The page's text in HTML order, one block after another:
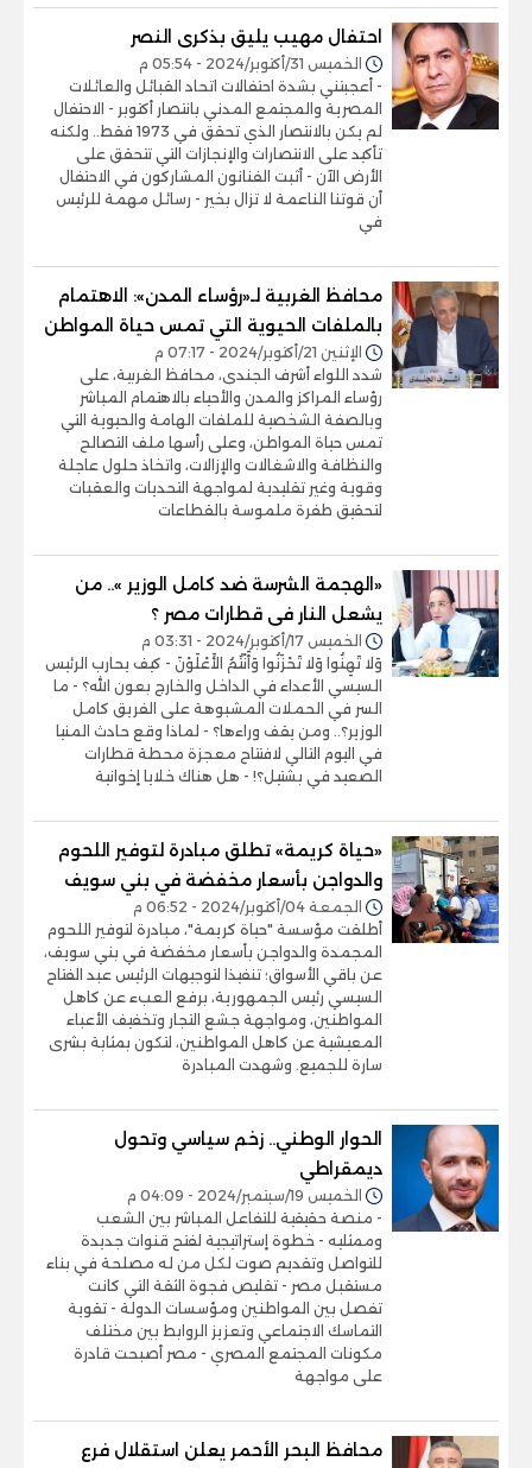
احتفال مهيب يليق بذكرى النصر
الخميس 31/أكتوبر/2024 - 05:54 م
- أعجبتني بشدة احتفالات اتحاد القبائل والعائلات
المصرية والمجتمع المدني بانتصار أكتوبر - الاحتفال
لم يكن بالانتصار الذي تحقق في 1973 فقط.. ولكنه
تأكيد على الانتصارات والإنجازات التي تتحقق على
الأرض الآن - أثبت الفنانون المشاركون في الاحتفال
أن قوتنا الناعمة لا تزال بخير - رسائل مهمة للرئيس
في
محافظ الغربية لـ«رؤساء المدن»: الاهتمام
بالملفات الحيوية التي تمس حياة المواطن
الإثنين 21/أكتوبر/2024 - 07:17 م
شدد اللواء أشرف الجندى، محافظ الغربية، على
رؤساء المراكز والمدن والأحياء بالاهتمام المباشر
وبالصفة الشخصية للملفات الهامة والحيوية التي
تمس حياة المواطن، وعلى رأسها ملف التصالح
والنظافة والاشغالات والإزالات، واتخاذ حلول عاجلة
وقوية وغير تقليدية لمواجهة التحديات والعقبات
لتحقيق طفرة ملموسة بالقطاعات
«الهجمة الشرسة ضد كامل الوزير ».. من
يشعل النار فى قطارات مصر ؟
الخميس 17/أكتوبر/2024 - 03:31 م
وَلا تَهِنُوا وَلا تَحْزَنُوا وَأَنْتُمُ الأَعْلَوْنَ - كيف يحارب الرئيس
السيسي الأعداء في الداخل والخارج بعون الله؟ - ما
السر في الحملات المشبوهة على الفريق كامل
الوزير؟.. ومن يقف وراءها؟ - لماذا وقع حادث المنيا
في اليوم التالي لافتتاح معجزة محطة قطارات
الصعيد في بشتيل؟! - هل هناك خلايا إخوانية
«حياة كريمة» تطلق مبادرة لتوفير اللحوم
والدواجن بأسعار مخفضة في بني سويف
الجمعة 04/أكتوبر/2024 - 06:52 م
أطلقت مؤسسة "حياة كريمة"، مبادرة لتوفير اللحوم
المجمدة والدواجن بأسعار مخفضة في بني سويف،
عن باقي الأسواق؛ تنفيذا لتوجيهات الرئيس عبد الفتاح
السيسي رئيس الجمهورية، برفع العبء عن كاهل
المواطنين، ومواجهة جشع التجار وتخفيف الأعباء
المعيشية عن كاهل المواطنين، لتكون بمثابة بشرى
سارة للجميع. وشهدت المبادرة
الحوار الوطني.. زخم سياسي وتحول
ديمقراطي
الخميس 19/سبتمبر/2024 - 04:09 م
- منصة حقيقية للتفاعل المباشر بين الشعب
وممثليه - خطوة إستراتيجية لفتح قنوات جديدة
للتواصل وتقديم صوت لكل من له مصلحة في بناء
مستقبل مصر - تقليص فجوة الثقة التي كانت
تفصل بين المواطنين ومؤسسات الدولة - تقوية
التماسك الاجتماعي وتعزيز الروابط بين مختلف
مكونات المجتمع المصري - مصر أصبحت قادرة
على مواجهة
محافظ البحر الأحمر يعلن استقلال فرع